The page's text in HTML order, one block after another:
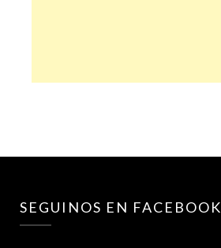
SEGUINOS EN FACEBOOK